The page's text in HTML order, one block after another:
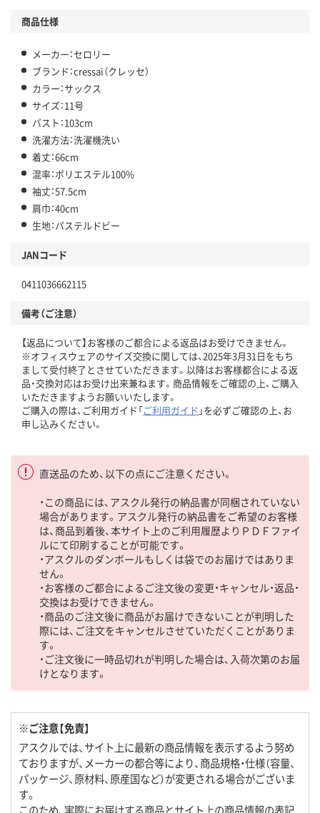
商品仕様
メーカー：セロリー
ブランド：cressai（クレッセ）
カラー：サックス
サイズ：11号
バスト：103cm
洗濯方法：洗濯機洗い
着丈：66cm
混率：ポリエステル100%
袖丈：57.5cm
肩巾：40cm
生地：パステルドビー
JANコード
0411036662115
備考（ご注意）
【返品について】お客様のご都合による返品はお受けできません。
※オフィスウェアのサイズ交換に関しては、2025年3月31日をもち
まして受付終了とさせていただきます。以降はお客様都合による返
品・交換対応はお受け出来兼ねます。商品情報をご確認の上、ご購入
いただきますようお願いいたします。
ご購入の際は、ご利用ガイド「ご利用ガイド 」を必ずご確認の上、お
申し込みください。
直送品のため、以下の点にご注意ください。
・この商品には、アスクル発行の納品書が同梱されていない
場合があります。アスクル発行の納品書をご希望のお客様
は、商品到着後、本サイト上のご利用履歴よりＰＤＦファイ
ルにて印刷することが可能です。
・アスクルのダンボールもしくは袋でのお届けではありま
せん。
・お客様のご都合によるご注文後の変更・キャンセル・返品・
交換はお受けできません。
・商品のご注文後に商品がお届けできないことが判明した
際には、ご注文をキャンセルさせていただくことがありま
す。
・ご注文後に一時品切れが判明した場合は、入荷次第のお届
けとなります。
※ご注意【免責】
アスクルでは、サイト上に最新の商品情報を表示するよう努め
ておりますが、メーカーの都合等により、商品規格・仕様（容量、
パッケージ、原材料、原産国など）が変更される場合がございま
す。
このため、実際にお届けする商品とサイト上の商品情報の表記